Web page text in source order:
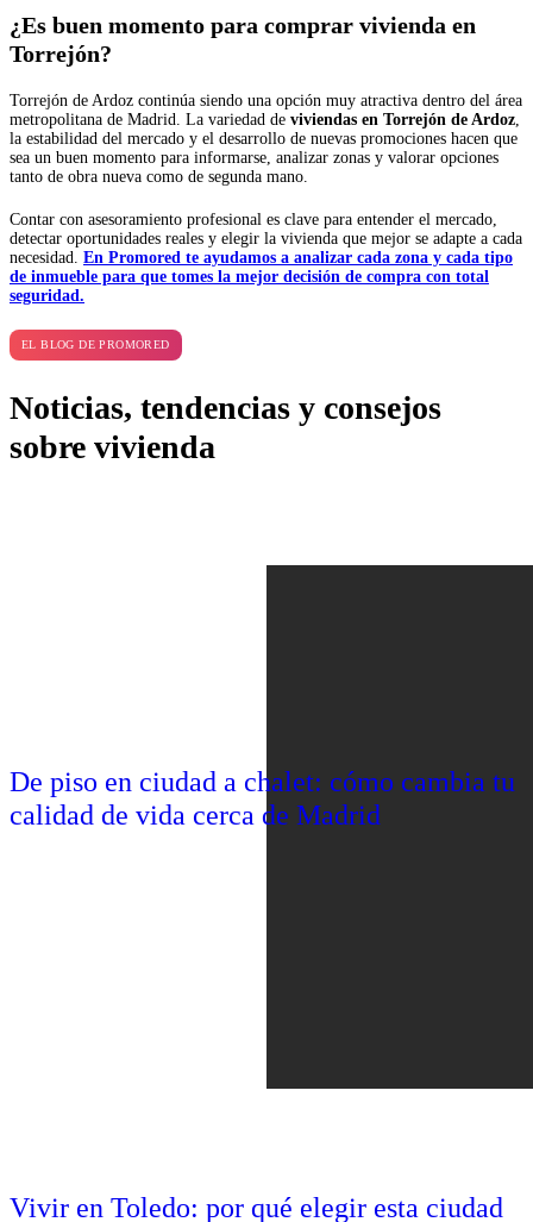
¿Es buen momento para comprar vivienda en
Torrejón?
Torrejón de Ardoz continúa siendo una opción muy atractiva dentro del área
metropolitana de Madrid. La variedad de viviendas en Torrejón de Ardoz
la estabilidad del mercado y el desarrollo de nuevas promociones hacen que
sea un buen momento para informarse, analizar zonas y valorar opciones
tanto de obra nueva como de segunda mano.
Contar con asesoramiento profesional es clave para entender el mercado,
detectar oportunidades reales y elegir la vivienda que mejor se adapte a cada
necesidad. En Promored te ayudamos a analizar cada zona y cada tipo
de inmueble para que tomes la mejor decisión de compra con total
seguridad.
EL BLOG DE PROMORED
Noticias, tendencias y consejos
sobre vivienda
De piso en ciudad a chalet: cómo cambia tu
calidad de vida cerca de Madrid
Vivir en Toledo: por qué elegir esta ciudad